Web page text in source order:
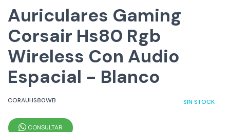
Auriculares Gaming
Corsair Hs80 Rgb
Wireless Con Audio
Espacial - Blanco
CORAUHS80WB SIN STOCK
CONSULTAR